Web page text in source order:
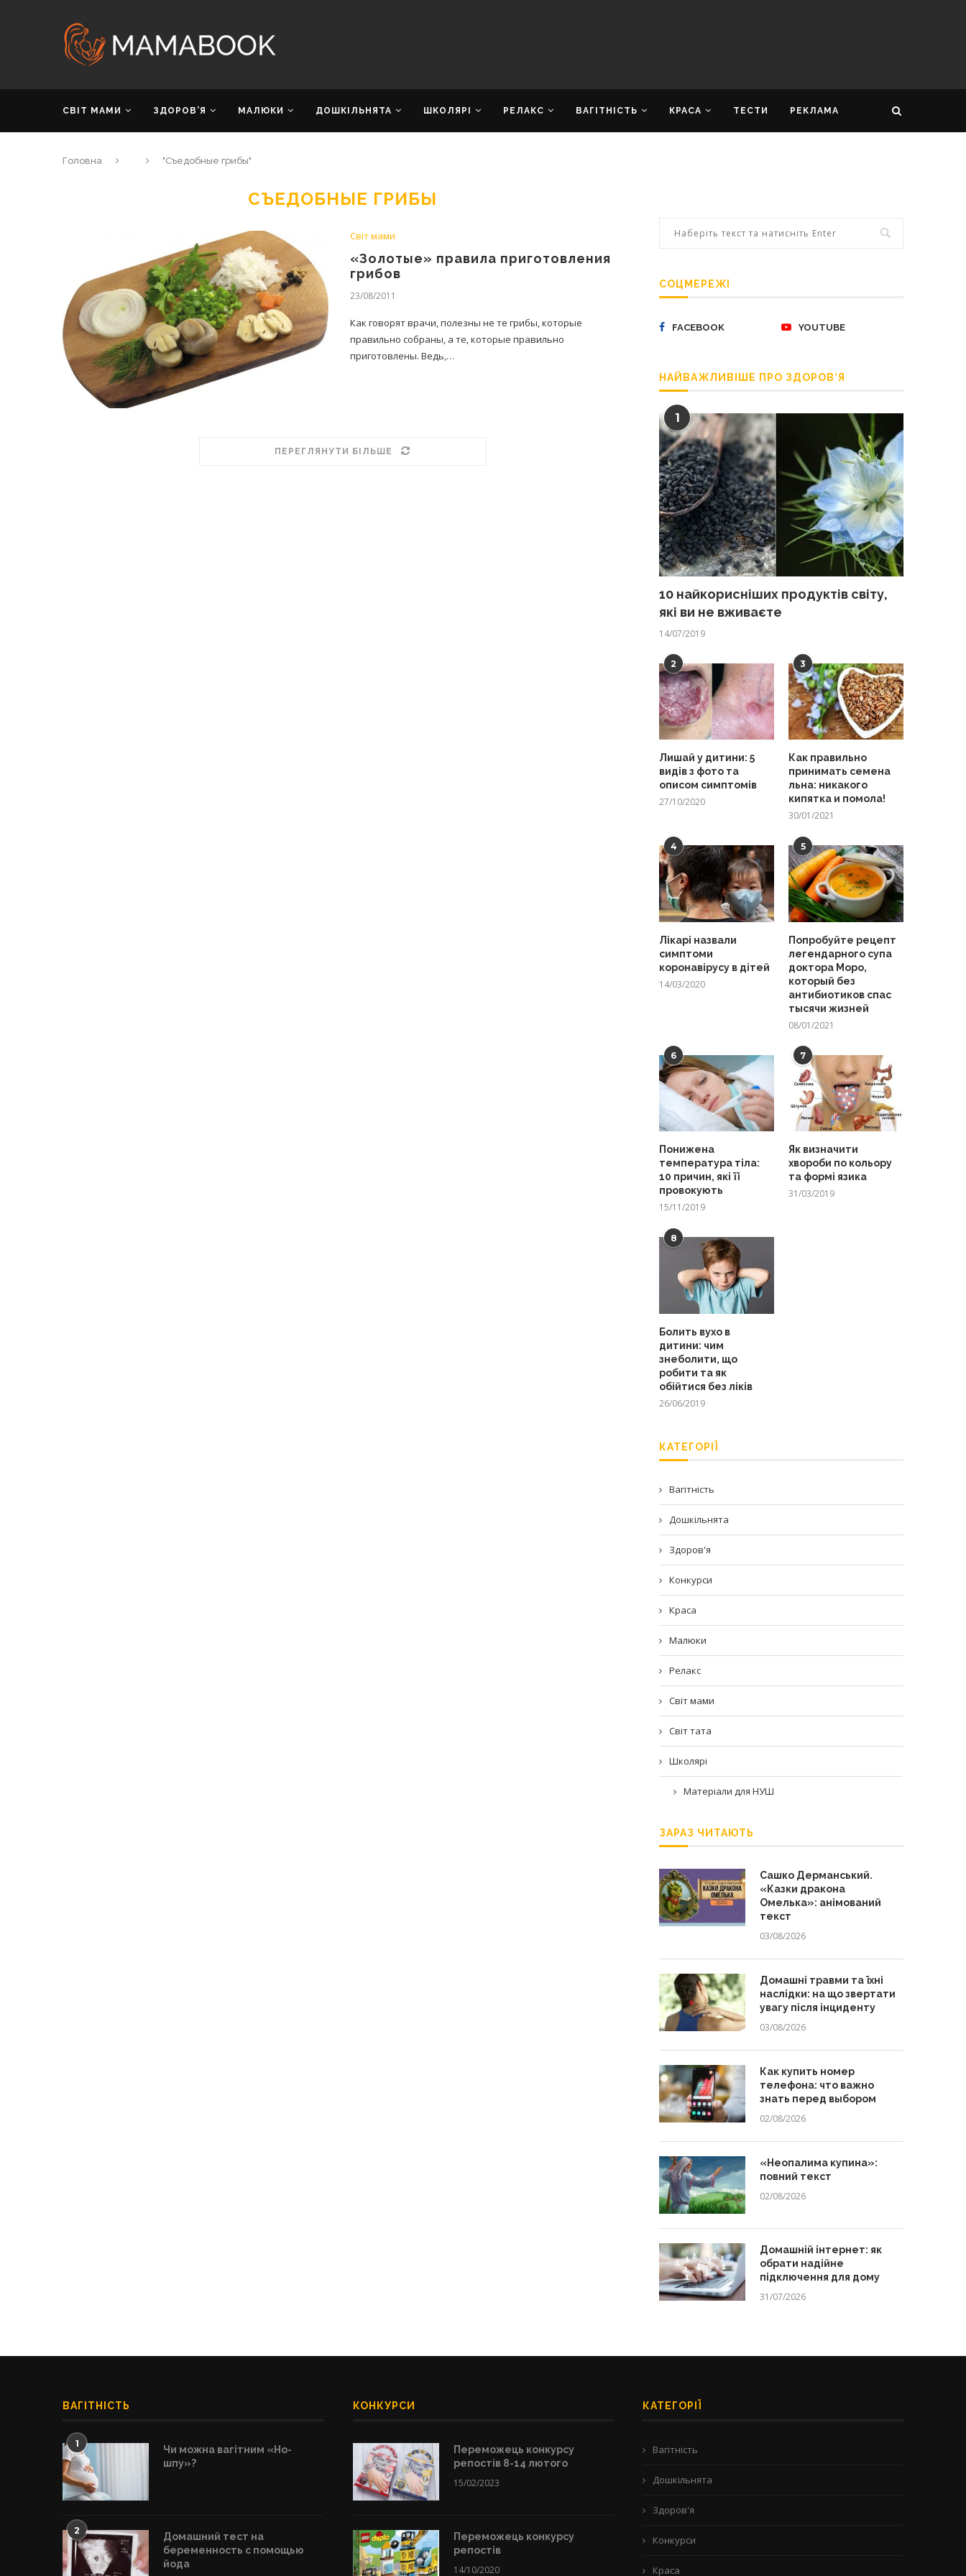
СВІТ МАМИ ЗДОРОВ’Я МАЛЮКИ ДОШКІЛЬНЯТА ШКОЛЯРІ РЕЛАКС ВАГІТНІСТЬ КРАСА ТЕСТИ РЕКЛАМА
Головна "Съедобные грибы"
СЪЕДОБНЫЕ ГРИБЫ
Світ мами
«Золотые» правила приготовления
грибов
23/08/2011
Как говорят врачи, полезны не те грибы, которые
правильно собраны, а те, которые правильно
приготовлены. Ведь,…
ПЕРЕГЛЯНУТИ БІЛЬШЕ
СОЦМЕРЕЖІ
FACEBOOK YOUTUBE
НАЙВАЖЛИВІШЕ ПРО ЗДОРОВ’Я
1
10 найкорисніших продуктів світу,
які ви не вживаєте
14/07/2019
2
Лишай у дитини: 5
видів з фото та
описом симптомів
27/10/2020
3
Как правильно
принимать семена
льна: никакого
кипятка и помола!
30/01/2021
4
Лікарі назвали
симптоми
коронавірусу в дітей
14/03/2020
5
Попробуйте рецепт
легендарного супа
доктора Моро,
который без
антибиотиков спас
тысячи жизней
08/01/2021
6
Понижена
температура тіла:
10 причин, які її
провокують
15/11/2019
7
Як визначити
хвороби по кольору
та формі язика
31/03/2019
8
Болить вухо в
дитини: чим
знеболити, що
робити та як
обійтися без ліків
26/06/2019
КАТЕГОРІЇ
Вагітність
Дошкільнята
Здоров'я
Конкурси
Краса
Малюки
Релакс
Світ мами
Світ тата
Школярі
Матеріали для НУШ
ЗАРАЗ ЧИТАЮТЬ
Сашко Дерманський.
«Казки дракона
Омелька»: анімований
текст
03/08/2026
Домашні травми та їхні
наслідки: на що звертати
увагу після інциденту
03/08/2026
Как купить номер
телефона: что важно
знать перед выбором
02/08/2026
«Неопалима купина»:
повний текст
02/08/2026
Домашній інтернет: як
обрати надійне
підключення для дому
31/07/2026
ВАГІТНІСТЬ
1
Чи можна вагітним «Но-
шпу»?
2
Домашний тест на
беременность с помощью
йода
КОНКУРСИ
Переможець конкурсу
репостів 8-14 лютого
15/02/2023
Переможець конкурсу
репостів
14/10/2020
КАТЕГОРІЇ
Вагітність
Дошкільнята
Здоров'я
Конкурси
Краса